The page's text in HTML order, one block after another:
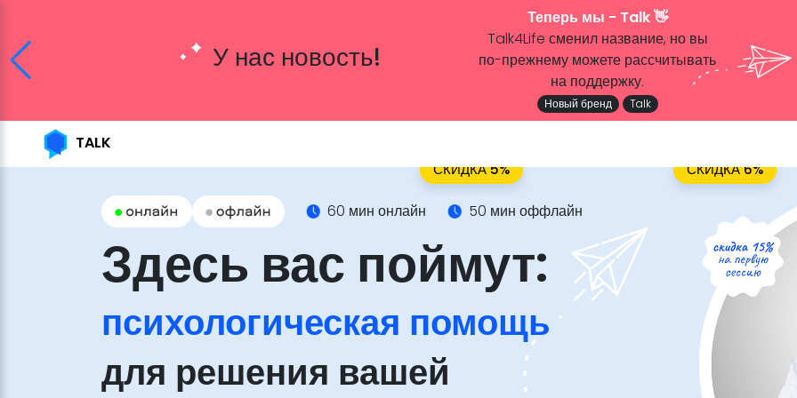
У нас новость!
Теперь мы - Talk 👋
Talk4Life сменил название, но вы
по-прежнему можете рассчитывать
на поддержку.
Новый бренд Talk
TALK
60 мин онлайн 50 мин оффлайн
Здесь вас поймут:
психологическая помощь
для решения вашей
СКИДКА 5% СКИДКА 6%
СКИДКА 5% СКИДКА 6%